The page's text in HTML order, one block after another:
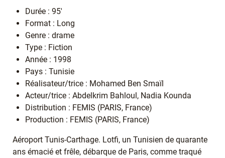
Durée : 95'
Format : Long
Genre : drame
Type : Fiction
Année : 1998
Pays : Tunisie
Réalisateur/trice : Mohamed Ben Smaïl
Acteur/trice : Abdelkrim Bahloul, Nadia Kounda
Distribution : FEMIS (PARIS, France)
Production : FEMIS (PARIS, France)
Aéroport Tunis-Carthage. Lotfi, un Tunisien de quarante
ans émacié et frêle, débarque de Paris, comme traqué